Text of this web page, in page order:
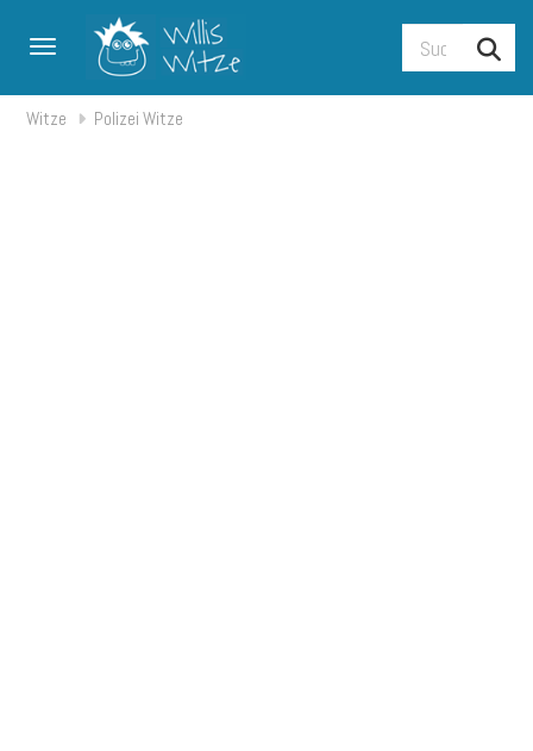
Toggle navigation
Witze Polizei Witze